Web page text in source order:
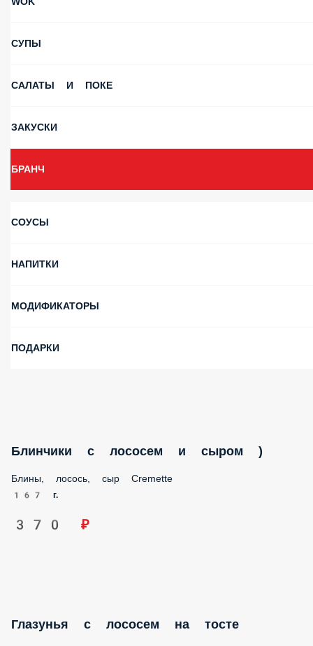
СУПЫ
САЛАТЫ И ПОКЕ
ЗАКУСКИ
БРАНЧ
СОУСЫ
НАПИТКИ
МОДИФИКАТОРЫ
ПОДАРКИ
Блинчики с лососем и сыром )
Блины, лосось, сыр Cremette
167 г.
370 ₽
Глазунья с лососем на тосте